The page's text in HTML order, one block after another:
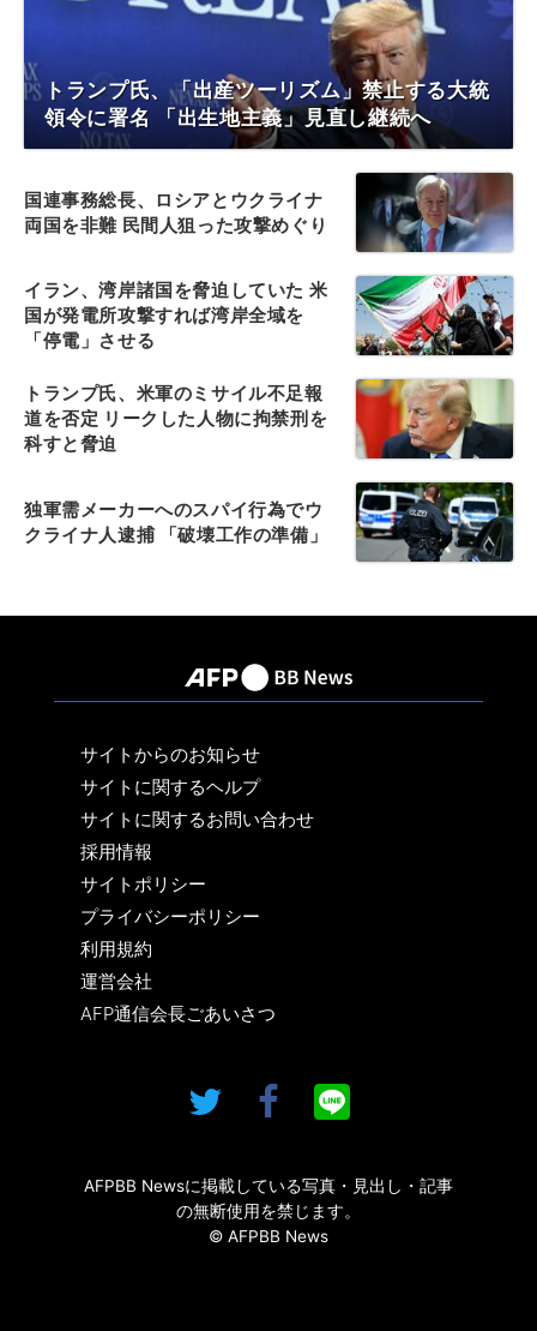
トランプ氏、「出産ツーリズム」禁止する大統
領令に署名 「出生地主義」見直し継続へ
国連事務総長、ロシアとウクライナ
両国を非難 民間人狙った攻撃めぐり
イラン、湾岸諸国を脅迫していた 米
国が発電所攻撃すれば湾岸全域を
「停電」させる
トランプ氏、米軍のミサイル不足報
道を否定 リークした人物に拘禁刑を
科すと脅迫
独軍需メーカーへのスパイ行為でウ
クライナ人逮捕 「破壊工作の準備」
サイトからのお知らせ
サイトに関するヘルプ
サイトに関するお問い合わせ
採用情報
サイトポリシー
プライバシーポリシー
利用規約
運営会社
AFP通信会長ごあいさつ
AFPBB Newsに掲載している写真・見出し・記事
の無断使用を禁じます。
© AFPBB News